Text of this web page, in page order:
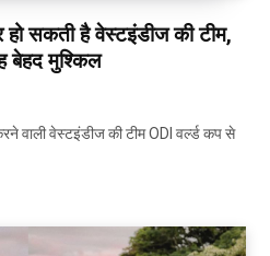
सकती है वेस्टइंडीज की टीम,
बेहद मुश्किल
वाली वेस्टइंडीज की टीम ODI वर्ल्ड कप से